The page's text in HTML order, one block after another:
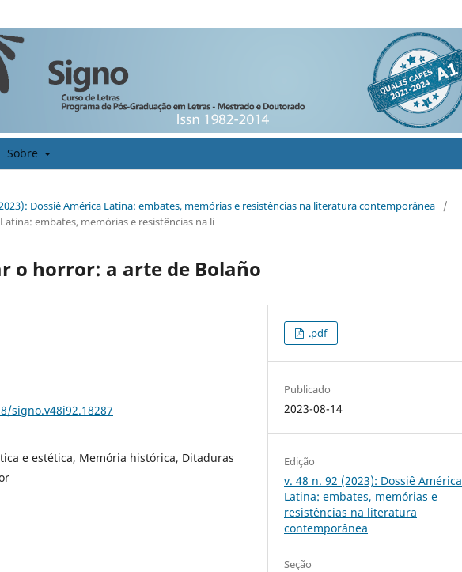
Sobre
Dossiê América Latina: embates, memórias e resistências na literatura contemporânea
/
embates, memórias e resistências na li
o horror: a arte de Bolaño
signo.v48i92.18287
e estética, Memória histórica, Ditaduras
.pdf
Publicado
2023-08-14
Edição
v. 48 n. 92 (2023): Dossiê América
Latina: embates, memórias e
resistências na literatura
contemporânea
Seção